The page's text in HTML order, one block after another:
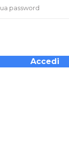
Accedi